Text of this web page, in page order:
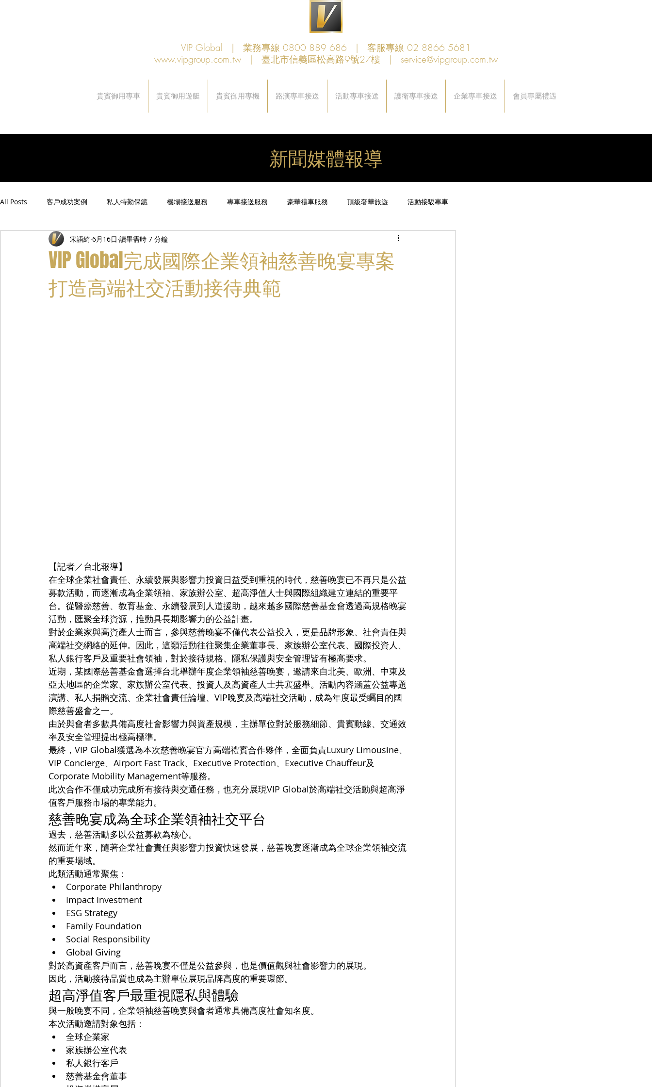
VIP Global | 業務專線 0800 889 686 | 客服專線 02 8866 5681
www.vipgroup.com.tw | 臺北市信義區松高路9號27樓 | service@vipgroup.com.tw
貴賓御用專車 貴賓御用遊艇 貴賓御用專機 路演專車接送 活動專車接送 護衛專車接送 企業專車接送 會員專屬禮遇
新聞媒體報導
All Posts 客戶成功案例 私人特勤保鑣 機場接送服務 專車接送服務 豪華禮車服務 頂級奢華旅遊 活動接駁專車
禮遇通關服務 主管專業司機 活動禮賓接待
VIP Global完成國際企業領袖慈善晚宴專案
打造高端社交活動接待典範
宋語綺 6月16日 讀畢需時 7 分鐘
【記者／台北報導】
在全球企業社會責任、永續發展與影響力投資日益受到重視的時代，慈善晚宴已不再只是公益
募款活動，而逐漸成為企業領袖、家族辦公室、超高淨值人士與國際組織建立連結的重要平
台。從醫療慈善、教育基金、永續發展到人道援助，越來越多國際慈善基金會透過高規格晚宴
活動，匯聚全球資源，推動具長期影響力的公益計畫。
對於企業家與高資產人士而言，參與慈善晚宴不僅代表公益投入，更是品牌形象、社會責任與
高端社交網絡的延伸。因此，這類活動往往聚集企業董事長、家族辦公室代表、國際投資人、
私人銀行客戶及重要社會領袖，對於接待規格、隱私保護與安全管理皆有極高要求。
近期，某國際慈善基金會選擇台北舉辦年度企業領袖慈善晚宴，邀請來自北美、歐洲、中東及
亞太地區的企業家、家族辦公室代表、投資人及高資產人士共襄盛舉。活動內容涵蓋公益專題
演講、私人捐贈交流、企業社會責任論壇、VIP晚宴及高端社交活動，成為年度最受矚目的國
際慈善盛會之一。
由於與會者多數具備高度社會影響力與資產規模，主辦單位對於服務細節、貴賓動線、交通效
率及安全管理提出極高標準。
最終，VIP Global獲選為本次慈善晚宴官方高端禮賓合作夥伴，全面負責Luxury Limousine、
VIP Concierge、Airport Fast Track、Executive Protection、Executive Chauffeur及
Corporate Mobility Management等服務。
此次合作不僅成功完成所有接待與交通任務，也充分展現VIP Global於高端社交活動與超高淨
值客戶服務市場的專業能力。
慈善晚宴成為全球企業領袖社交平台
過去，慈善活動多以公益募款為核心。
然而近年來，隨著企業社會責任與影響力投資快速發展，慈善晚宴逐漸成為全球企業領袖交流
的重要場域。
此類活動通常聚焦：
Corporate Philanthropy
Impact Investment
ESG Strategy
Family Foundation
Social Responsibility
Global Giving
對於高資產客戶而言，慈善晚宴不僅是公益參與，也是價值觀與社會影響力的展現。
因此，活動接待品質也成為主辦單位展現品牌高度的重要環節。
超高淨值客戶最重視隱私與體驗
與一般晚宴不同，企業領袖慈善晚宴與會者通常具備高度社會知名度。
本次活動邀請對象包括：
全球企業家
家族辦公室代表
私人銀行客戶
慈善基金會董事